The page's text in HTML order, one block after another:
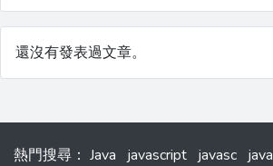
還沒有發表過文章。
熱門搜尋 ： Java javascript javasc java